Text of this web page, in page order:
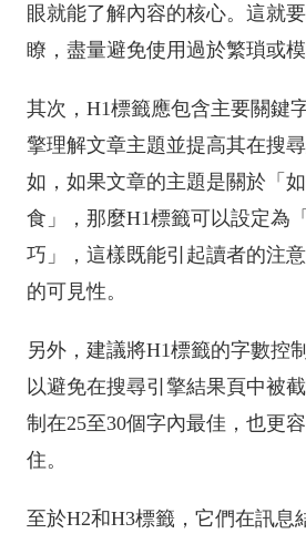
眼就能了解內容的核心。這就
瞭，盡量避免使用過於繁瑣或模
其次，H1標籤應包含主要關鍵
擎理解文章主題並提高其在搜
如，如果文章的主題是關於「
食」，那麼H1標籤可以設定為
巧」，這樣既能引起讀者的注
的可見性。
另外，建議將H1標籤的字數控
以避免在搜尋引擎結果頁中被
制在25至30個字內最佳，也更
住。
至於H2和H3標籤，它們在訊息